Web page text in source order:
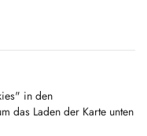
in den
das Laden der Karte unten